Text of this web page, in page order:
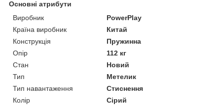
Основні атрибути
Виробник
PowerPlay
Країна виробник
Китай
Конструкція
Пружинна
Опір
112 кг
Стан
Новий
Тип
Метелик
Тип навантаження
Стиснення
Колір
Сірий